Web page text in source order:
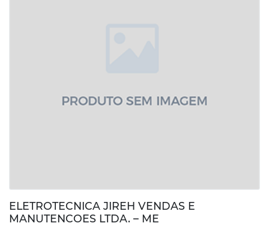
ELETROTECNICA JIREH VENDAS E
MANUTENCOES LTDA. – ME